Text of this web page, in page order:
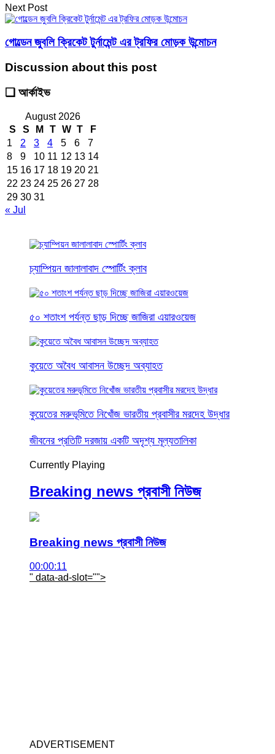
Next Post
গোল্ডেন জুবলি ক্রিকেট টুর্নামেন্ট এর ট্রফির মোড়ক উন্মোচন
Discussion about this post
❑ আর্কাইভ
August 2026
S
S M T W T
F
1
2 3 4 5 6
7
8
9 10 11 12 13 14
15 16 17 18 19 20 21
22 23 24 25 26 27 28
29 30 31
« Jul
চ্যাম্পিয়ন জালালাবাদ স্পোর্টিং ক্লাব
৫০ শতাংশ পর্যন্ত ছাড় দিচ্ছে জাজিরা এয়ারওয়েজ
কুয়েতে অবৈধ আবাসন উচ্ছেদ অব্যাহত
কুয়েতের মরুভূমিতে নিখোঁজ ভারতীয় প্রবাসীর মরদেহ উদ্ধার
জীবনের প্রতিটি দরজায় একটি অদৃশ্য মূল্যতালিকা
Currently Playing
Breaking news প্রবাসী নিউজ
Breaking news প্রবাসী নিউজ
00:00:11
" data-ad-slot="">
ADVERTISEMENT